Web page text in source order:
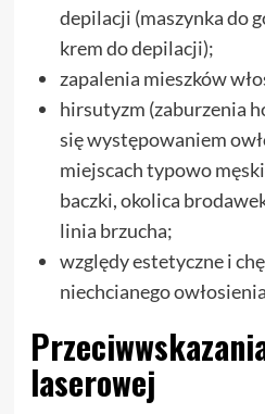
depilacji (maszynka do
krem do depilacji);
zapalenia mieszków
hirsutyzm (zaburzenia
się występowaniem
miejscach typowo
baczki, okolica
linia brzucha;
względy estetyczne i
niechcianego
laserowej